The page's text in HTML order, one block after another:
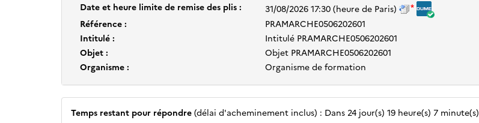
Date et heure limite de remise des plis : 31/08/2026 17:30(heure de Paris)
Référence :
PRAMARCHE0506202601
Intitulé :
Intitulé PRAMARCHE0506202601
Objet :
Objet PRAMARCHE0506202601
Organisme :
Organisme de formation
Temps restant pour répondre (délai d'acheminement inclus) : Dans 24 jour(s) 19 heure(s) 7 minute(s)